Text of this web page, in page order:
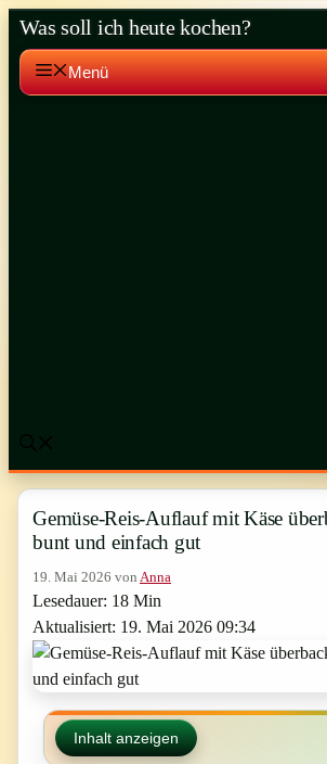
Zum
Inhalt
springen
Was soll ich heute kochen?
Menü
Gemüse-Reis-Auflauf mit Käse
bunt und einfach gut
19. Mai 2026 von Anna
Lesedauer: 18 Min
Aktualisiert: 19. Mai 2026 09:34
Inhalt anzeigen